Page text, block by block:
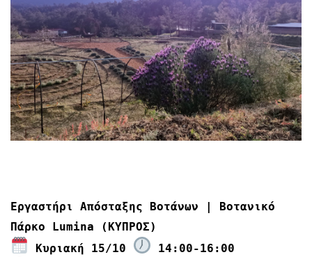
Εργαστήρι Απόσταξης Βοτάνων | Βοτανικό
Πάρκο Lumina (ΚΥΠΡΟΣ)
Κυριακή 15/10
14:00-16:00